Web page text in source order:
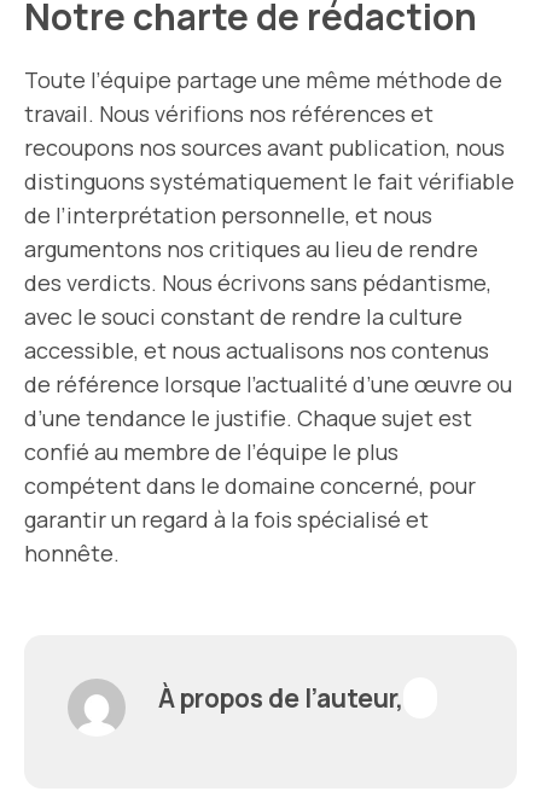
Notre charte de rédaction
Toute l’équipe partage une même méthode de
travail. Nous vérifions nos références et
recoupons nos sources avant publication, nous
distinguons systématiquement le fait vérifiable
de l’interprétation personnelle, et nous
argumentons nos critiques au lieu de rendre
des verdicts. Nous écrivons sans pédantisme,
avec le souci constant de rendre la culture
accessible, et nous actualisons nos contenus
de référence lorsque l’actualité d’une œuvre ou
d’une tendance le justifie. Chaque sujet est
confié au membre de l’équipe le plus
compétent dans le domaine concerné, pour
garantir un regard à la fois spécialisé et
honnête.
À propos de l’auteur,